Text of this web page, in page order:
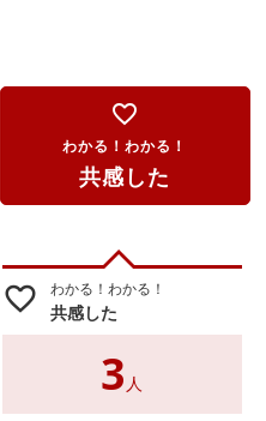
favorite_border
わかる！わかる！
共感した
favorite_border わかる！わかる！
共感した
3 人